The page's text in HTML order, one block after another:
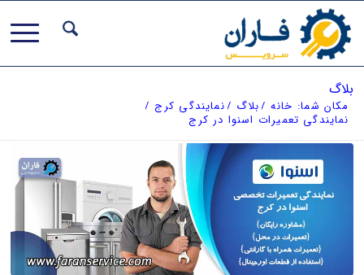
بلاگ
مکان شما: خانه /بلاگ /نمایندگی کرج /
نمایندگی تعمیرات اسنوا در کرج